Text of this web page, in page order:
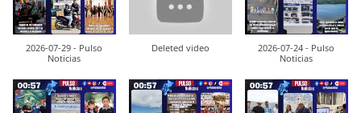
2026-07-29 - Pulso
Noticias
Deleted video
2026-07-24 - Pulso
Noticias